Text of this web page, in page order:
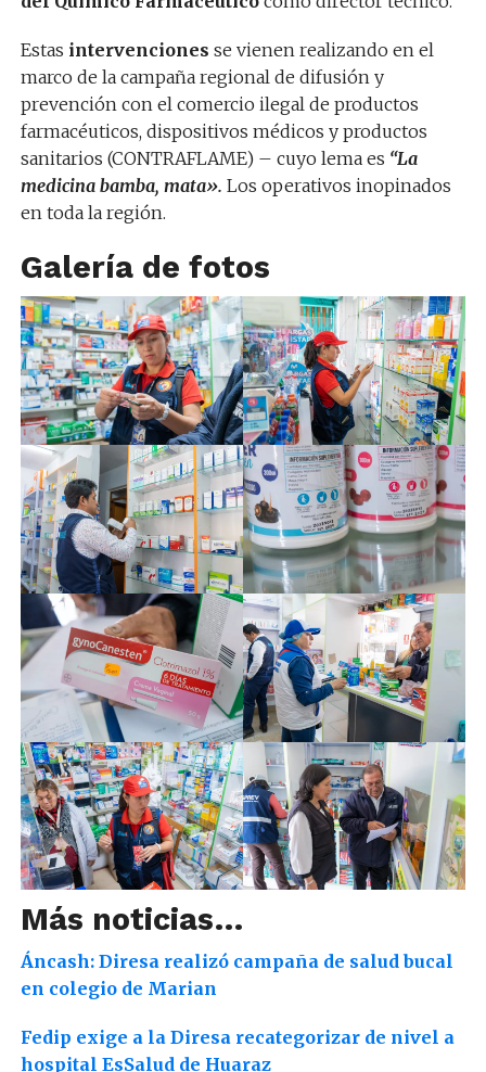
Estas intervenciones se vienen realizando en el
marco de la campaña regional de difusión y
prevención con el comercio ilegal de productos
farmacéuticos, dispositivos médicos y productos
sanitarios (CONTRAFLAME) – cuyo lema es “La
medicina bamba, mata». Los operativos inopinados
en toda la región.
Galería de fotos
Más noticias…
Áncash: Diresa realizó campaña de salud bucal
en colegio de Marian
Fedip exige a la Diresa recategorizar de nivel a
hospital EsSalud de Huaraz